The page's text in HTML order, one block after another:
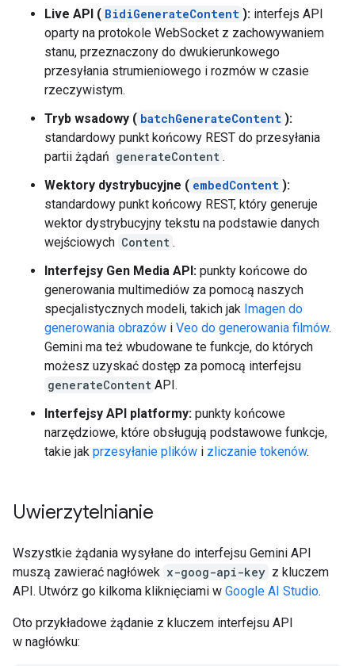
Live API ( BidiGenerateContent ): interfejs API
oparty na protokole WebSocket z zachowywaniem
stanu, przeznaczony do dwukierunkowego
przesyłania strumieniowego i rozmów w czasie
rzeczywistym.
Tryb wsadowy ( batchGenerateContent ):
standardowy punkt końcowy REST do przesyłania
partii żądań generateContent .
Wektory dystrybucyjne ( embedContent ):
standardowy punkt końcowy REST, który generuje
wektor dystrybucyjny tekstu na podstawie danych
wejściowych Content .
Interfejsy Gen Media API: punkty końcowe do
generowania multimediów za pomocą naszych
specjalistycznych modeli, takich jak Imagen do
generowania obrazów i Veo do generowania filmów.
Gemini ma też wbudowane te funkcje, do których
możesz uzyskać dostęp za pomocą interfejsu
generateContent API.
Interfejsy API platformy: punkty końcowe
narzędziowe, które obsługują podstawowe funkcje,
takie jak przesyłanie plików i zliczanie tokenów.
Uwierzytelnianie
Wszystkie żądania wysyłane do interfejsu Gemini API
muszą zawierać nagłówek x-goog-api-key z kluczem
API. Utwórz go kilkoma kliknięciami w Google AI Studio.
Oto przykładowe żądanie z kluczem interfejsu API
w nagłówku: